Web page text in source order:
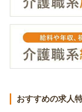
おすすめの求人